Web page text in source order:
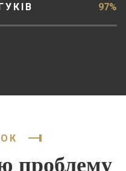
97%
проблему